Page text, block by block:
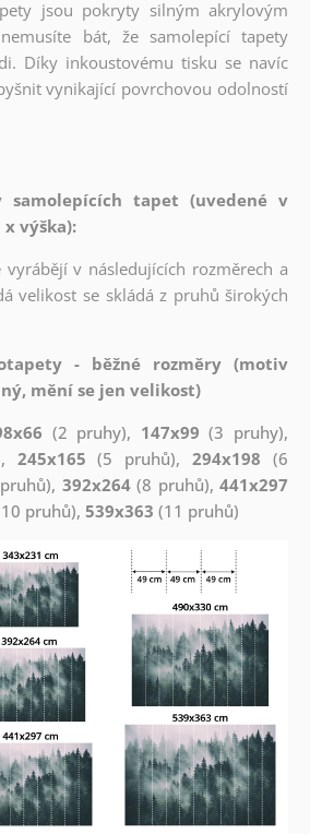
jsou pokryty silným akrylovým
bát, že samolepící tapety
Díky inkoustovému tisku se navíc
vynikající povrchovou odolností
samolepících tapet (uvedené v
výška):
vyrábějí v následujících rozměrech a
velikost se skládá z pruhů širokých
- běžné rozměry (motiv
mění se jen velikost)
(2 pruhy), 147x99 (3 pruhy),
245x165 (5 pruhů),294x198 (6
392x264(8 pruhů),441x297
pruhů), 539x363 (11 pruhů)